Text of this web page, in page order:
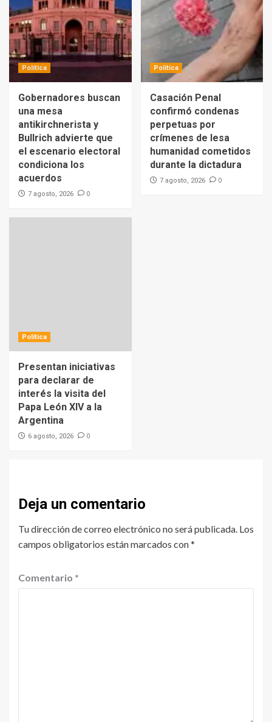
Política
Gobernadores buscan
una mesa
antikirchnerista y
Bullrich advierte que
el escenario electoral
condiciona los
acuerdos
7 agosto, 2026 0
Política
Casación Penal
confirmó condenas
perpetuas por
crímenes de lesa
humanidad cometidos
durante la dictadura
7 agosto, 2026 0
Política
Presentan iniciativas
para declarar de
interés la visita del
Papa León XIV a la
Argentina
6 agosto, 2026 0
Deja un comentario
Tu dirección de correo electrónico no será publicada. Los
campos obligatorios están marcados con*
Comentario *